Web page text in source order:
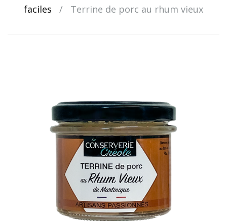
faciles
/ Terrine de porc au rhum vieux